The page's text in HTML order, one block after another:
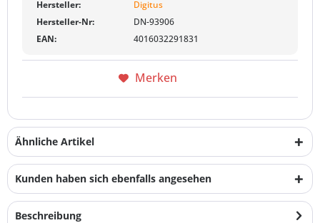
Hersteller:
Digitus
Hersteller-Nr:
DN-93906
EAN:
4016032291831
Merken
Ähnliche Artikel
Kunden haben sich ebenfalls angesehen
Beschreibung